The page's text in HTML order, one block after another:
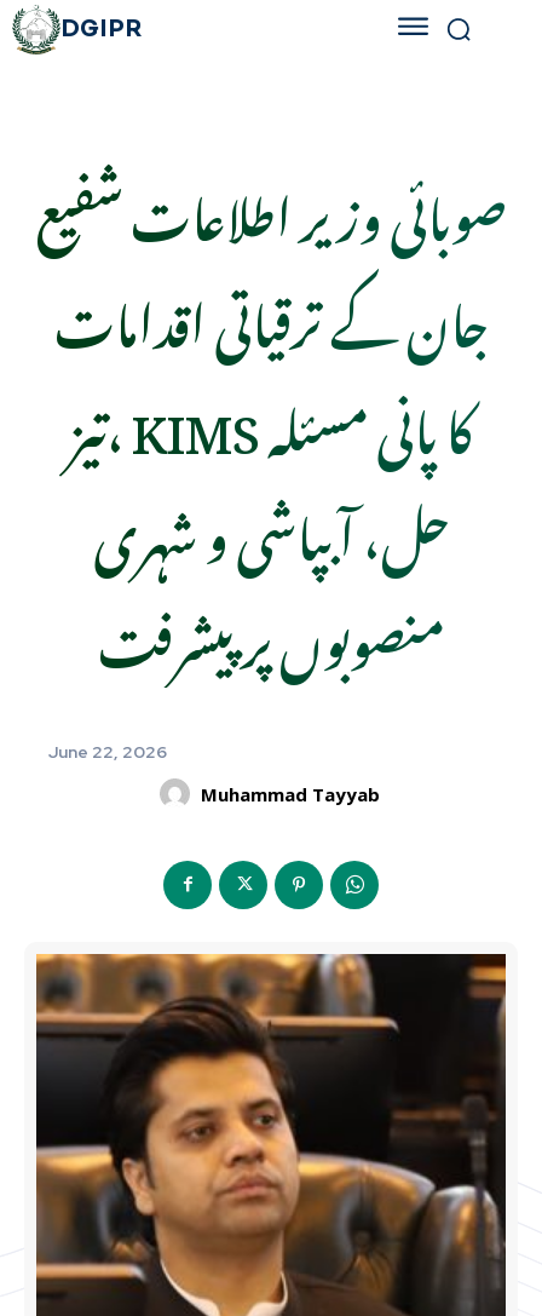
DGIPR
صوبائی وزیر اطلاعات شفیع
جان کے ترقیاتی اقدامات
تیز، KIMS کا پانی مسئلہ
حل، آبپاشی و شہری
منصوبوں پر پیشرفت
June 22, 2026
Muhammad Tayyab